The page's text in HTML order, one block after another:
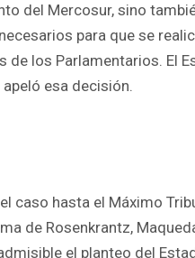
del Mercosur, sino
para que se
de los Parlamentarios. El
apeló esa decisión.
caso hasta el Máximo
de Rosenkrantz,
el planteo del